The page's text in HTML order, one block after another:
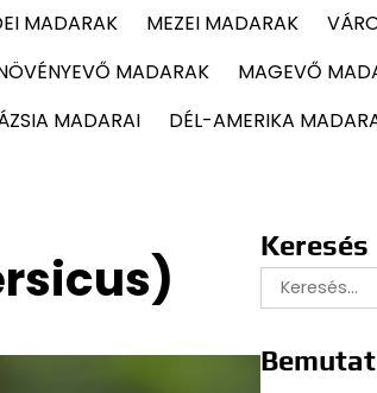
MADARAK MEZEI MADARAK
MADARAK MAGEVŐ
MADARAI DÉL-AMERIKA
Keresés
Keresés: